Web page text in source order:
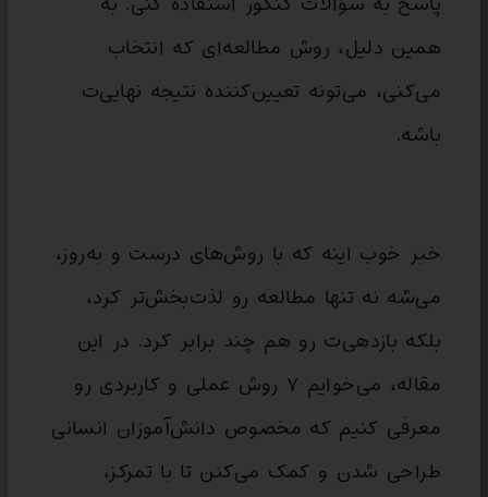
همین دلیل، روش مطالعه‌ای که انتخاب
می‌کنی، می‌تونه تعیین‌کننده نتیجه نهایی‌ت
باشه.
خبر خوب اینه که با روش‌های درست و به‌روز،
می‌شه نه تنها مطالعه رو لذت‌بخش‌تر کرد،
بلکه بازدهی‌ت رو هم چند برابر کرد. در این
مقاله، می‌خوایم ۷ روش عملی و کاربردی رو
معرفی کنیم که مخصوص دانش‌آموزان انسانی
طراحی شدن و کمک می‌کنن تا با تمرکز،